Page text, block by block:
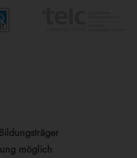
möglich